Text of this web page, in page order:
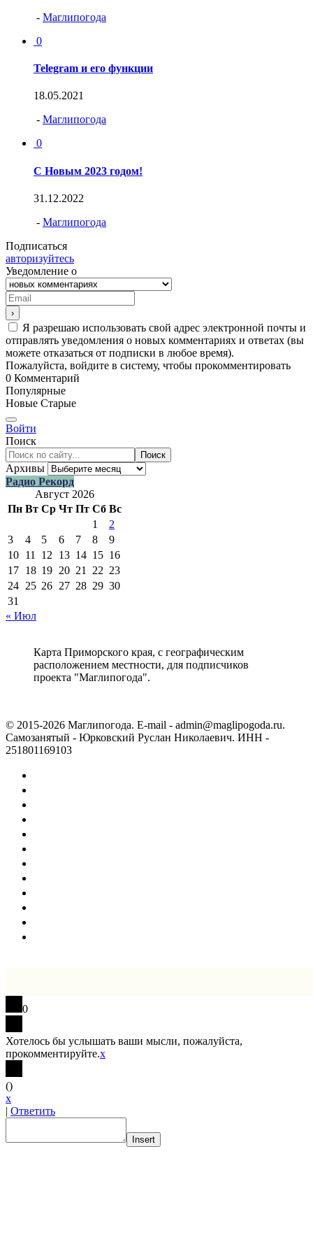
- Маглипогода
0
Telegram и его функции
18.05.2021
- Маглипогода
0
С Новым 2023 годом!
31.12.2022
- Маглипогода
Подписаться
авторизуйтесь
Уведомление о
Я разрешаю использовать свой адрес электронной почты и
отправлять уведомления о новых комментариях и ответах (вы
можете отказаться от подписки в любое время).
Пожалуйста, войдите в систему, чтобы прокомментировать
0 Комментарий
Популярные
Новые Старые
Войти
Поиск
Поиск
Архивы
Радио Рекорд
Август 2026
Пн Вт Ср Чт Пт Сб Вс
1
2
3
4 5 6 7 8
9
10 11 12 13 14 15 16
17 18 19 20 21 22 23
24 25 26 27 28 29 30
31
« Июл
Карта Приморского края, с географическим
расположением местности, для подписчиков
проекта "Маглипогода".
© 2015-2026 Маглипогода. E-mail - admin@maglipogoda.ru.
Самозанятый - Юрковский Руслан Николаевич. ИНН -
251801169103
0
Хотелось бы услышать ваши мысли, пожалуйста,
прокомментируйте.x
()
x
| Ответить
Insert